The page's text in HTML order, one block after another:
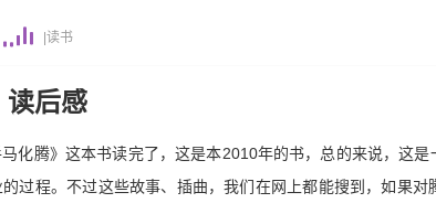
读书
读后感
化腾》这本书读完了，这是本2010年的书，总的来说，这
过程。不过这些故事、插曲，我们在网上都能搜到，如果对